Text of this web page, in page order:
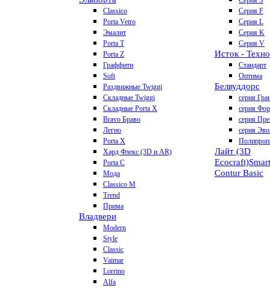
Classico
Porta Vetro
Эмалит
Porta T
Porta Z
Граффити
Soft
Раздвижные Twiggi
Складные Twiggi
Складные Porta X
Bravo Браво
Легно
Porta X
Хард Флекс (3D и AR)
Porta C
Мода
Classico M
Trend
Прима
Владвери
Modern
Style
Classic
Vaimar
Lorrino
Alfa
Серия F
Серия L
Серия K
Серия V
Исток - Техно
Стандарт
Оптима
Белвуддорс
серия
серия
серия
серия
Лайт (3D
Ecocraft)Smart
Contur Basic